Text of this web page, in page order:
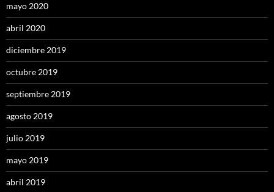
mayo 2020
abril 2020
diciembre 2019
octubre 2019
septiembre 2019
agosto 2019
julio 2019
mayo 2019
abril 2019